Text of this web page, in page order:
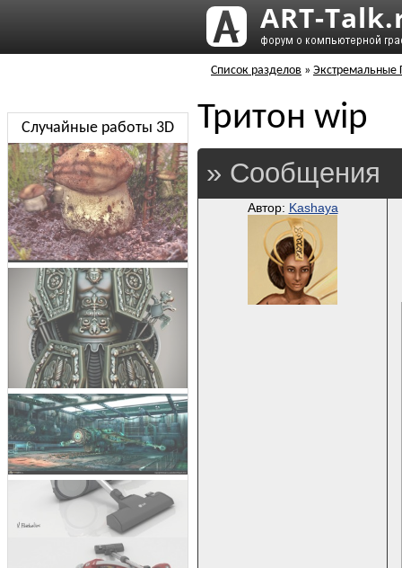
Список разделов » Экстремальные
Тритон wip
» Сообщения
Автор: Kashaya
Случайные работы 3D